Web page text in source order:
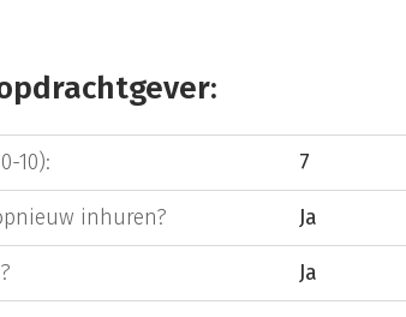
10): 7
inhuren? Ja
Ja